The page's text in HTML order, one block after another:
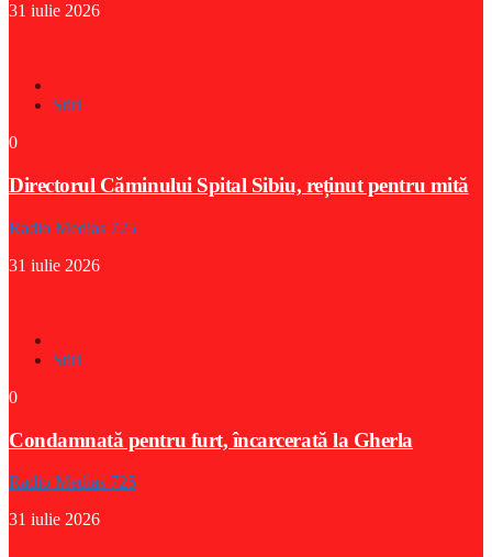
31 iulie 2026
Stiri
0
Directorul Căminului Spital Sibiu, reținut pentru mită
Radio Medias 725
31 iulie 2026
Stiri
0
Condamnată pentru furt, încarcerată la Gherla
Radio Medias 725
31 iulie 2026